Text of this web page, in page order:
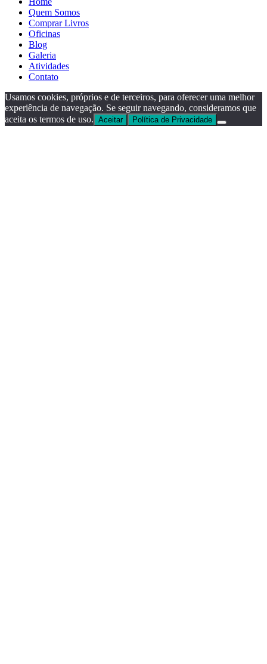
Quem Somos
Comprar Livros
Oficinas
Blog
Galeria
Atividades
Contato
Usamos cookies, próprios e de terceiros, para oferecer uma melhor
experiência de navegação. Se seguir navegando, consideramos que
aceita os termos de uso. Aceitar Política de Privacidade